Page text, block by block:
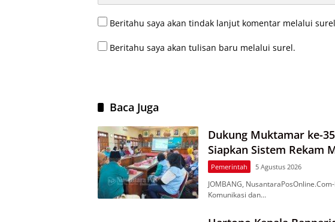
Beritahu saya akan tindak lanjut komentar melalui
Beritahu saya akan tulisan baru melalui surel.
Baca Juga
Dukung Muktamar ke-
Siapkan Sistem Rekam
Pemerintah 5 Agustus 2026
JOMBANG,
Komunikasi dan…